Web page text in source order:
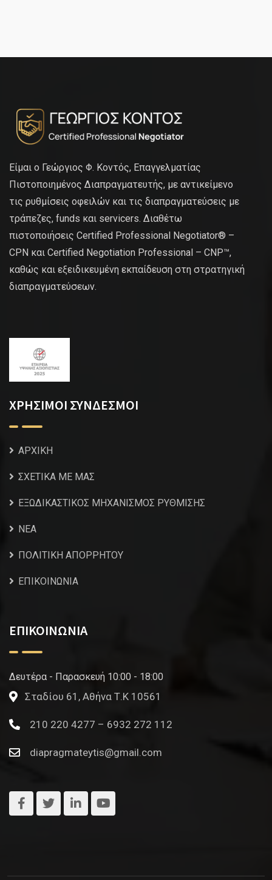
Είμαι ο Γεώργιος Φ. Κοντός, Επαγγελματίας
Πιστοποιημένος Διαπραγματευτής, με αντικείμενο
τις ρυθμίσεις οφειλών και τις διαπραγματεύσεις με
τράπεζες, funds και servicers. Διαθέτω
πιστοποιήσεις Certified Professional Negotiator® –
CPN και Certified Negotiation Professional – CNP™,
καθώς και εξειδικευμένη εκπαίδευση στη στρατηγική
διαπραγματεύσεων.
ΧΡΗΣΙΜΟΙ ΣΥΝΔΕΣΜΟΙ
ΑΡΧΙΚΗ
ΣΧΕΤΙΚΑ ΜΕ ΜΑΣ
ΕΞΩΔΙΚΑΣΤΙΚΟΣ ΜΗΧΑΝΙΣΜΟΣ ΡΥΘΜΙΣΗΣ
NEA
ΠΟΛΙΤΙΚΗ ΑΠΟΡΡΗΤΟΥ
ΕΠΙΚΟΙΝΩΝΙΑ
ΕΠΙΚΟΙΝΩΝΙΑ
Δευτέρα - Παρασκευή 10:00 - 18:00
Σταδίου 61, Αθήνα Τ.Κ 10561
210 220 4277 – 6932 272 112
diapragmateytis@gmail.com